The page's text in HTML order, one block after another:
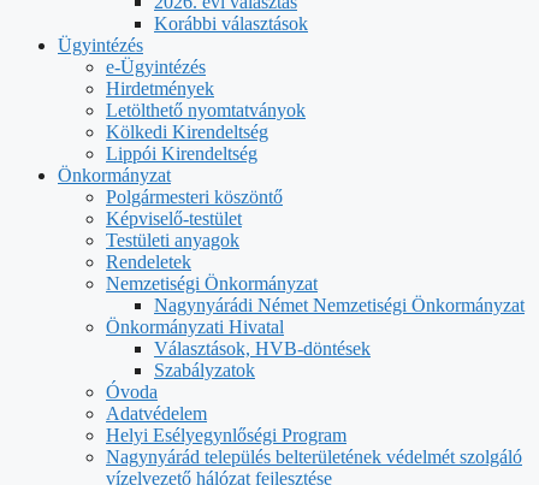
Korábbi választások
Ügyintézés
e-Ügyintézés
Hirdetmények
Letölthető nyomtatványok
Kölkedi Kirendeltség
Lippói Kirendeltség
Önkormányzat
Polgármesteri köszöntő
Képviselő-testület
Testületi anyagok
Rendeletek
Nemzetiségi Önkormányzat
Nagynyárádi Német Nemzetiségi Önkormányzat
Önkormányzati Hivatal
Választások, HVB-döntések
Szabályzatok
Óvoda
Adatvédelem
Helyi Esélyegynlőségi Program
Nagynyárád település belterületének védelmét szolgáló
vízelvezető hálózat fejlesztése